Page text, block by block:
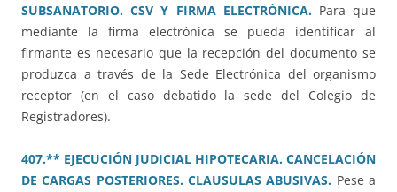
SUBSANATORIO. CSV Y FIRMA ELECTRÓNICA. Para que
mediante la firma electrónica se pueda identificar al
firmante es necesario que la recepción del documento se
produzca a través de la Sede Electrónica del organismo
receptor (en el caso debatido la sede del Colegio de
Registradores).
407.** EJECUCIÓN JUDICIAL HIPOTECARIA. CANCELACIÓN
DE CARGAS POSTERIORES. CLAUSULAS ABUSIVAS. Pese a